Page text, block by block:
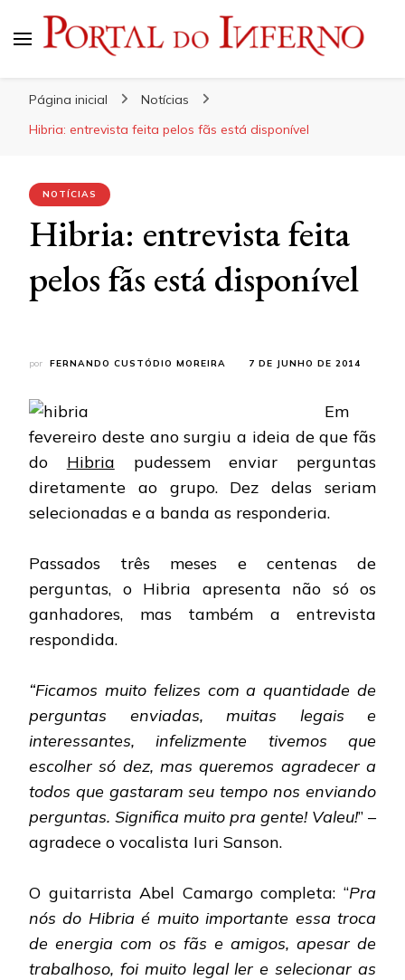
Página inicial
Notícias
Hibria: entrevista feita pelos fãs está disponível
NOTÍCIAS
Hibria: entrevista feita
pelos fãs está disponível
por FERNANDO CUSTÓDIO MOREIRA 7 DE JUNHO DE 2014
Em
fevereiro deste ano surgiu a ideia de que fãs
do Hibria pudessem enviar perguntas
diretamente ao grupo. Dez delas seriam
selecionadas e a banda as responderia.
Passados três meses e centenas de
perguntas, o Hibria apresenta não só os
ganhadores, mas também a entrevista
respondida.
“Ficamos muito felizes com a quantidade de
perguntas enviadas, muitas legais e
interessantes, infelizmente tivemos que
escolher só dez, mas queremos agradecer a
todos que gastaram seu tempo nos enviando
perguntas. Significa muito pra gente! Valeu!” –
agradece o vocalista Iuri Sanson.
O guitarrista Abel Camargo completa: “Pra
nós do Hibria é muito importante essa troca
de energia com os fãs e amigos, apesar de
trabalhoso, foi muito legal ler e selecionar as